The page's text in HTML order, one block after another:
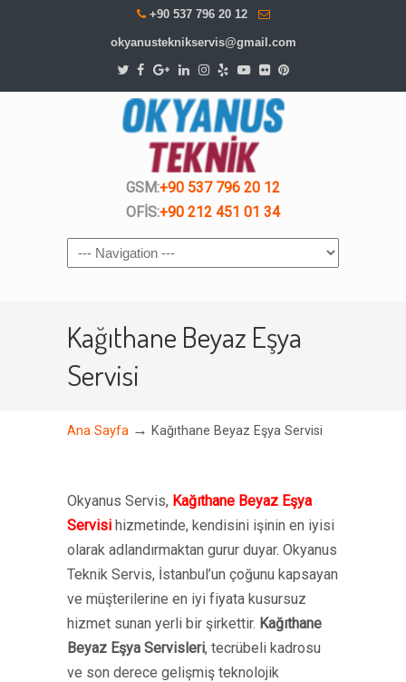
+90 537 796 20 12
okyanusteknikservis@gmail.com
GSM:+90 537 796 20 12
OFİS:+90 212 451 01 34
Navigation
Kağıthane Beyaz Eşya
Servisi
Ana Sayfa → Kağıthane Beyaz Eşya Servisi
Okyanus Servis, Kağıthane Beyaz Eşya
Servisi hizmetinde, kendisini işinin en iyisi
olarak adlandırmaktan gurur duyar. Okyanus
Teknik Servis, İstanbul’un çoğunu kapsayan
ve müşterilerine en iyi fiyata kusursuz
hizmet sunan yerli bir şirkettir. Kağıthane
Beyaz Eşya Servisleri, tecrübeli kadrosu
ve son derece gelişmiş teknolojik